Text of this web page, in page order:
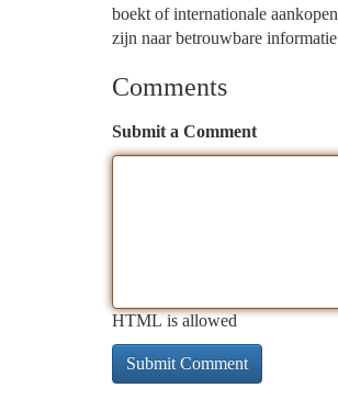
boekt of internationale
zijn naar betrouwbare
Comments
Submit a Comment
HTML is allowed